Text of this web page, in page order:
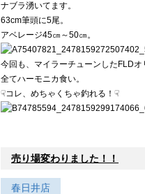
ナブラ湧いてます。
63cm筆頭に5尾。
アベレージ45㎝～50㎝。
今回も、マイラーチューンしたFLDオ
全てハーモニカ食い。
☟コレ、めちゃくちゃ釣れる！ ☟
売り場変わりました！！
春日井店